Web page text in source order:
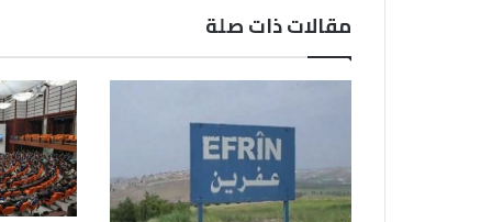
مقالات ذات صلة